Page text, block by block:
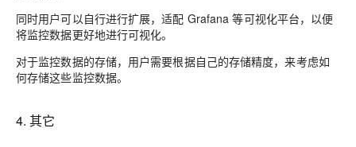
同时用户可以自行进行扩展，适配 Grafana 等可视化平台，以便
将监控数据更好地进行可视化。
对于监控数据的存储，用户需要根据自己的存储精度，来考虑如
何存储这些监控数据。
4. 其它